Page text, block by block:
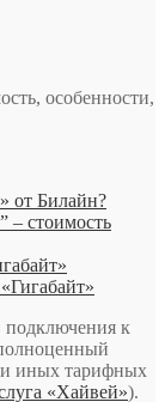
от Билайн?
– стоимость
подключения к
иных тарифных
«Хайвей»).